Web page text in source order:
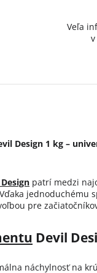
Veľa
v
Design 1 kg –
patrí medzi
jednoduchému
pre
Devil
náchylnosť na